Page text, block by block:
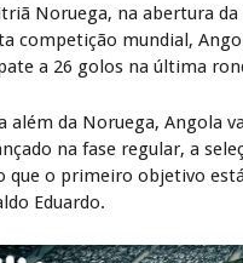
Noruega, na abertura da
competição mundial,
a 26 golos na última
além da Noruega, Angola
na fase regular, a
que o primeiro objetivo
Eduardo.